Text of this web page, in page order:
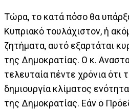
Τώρα, το κατά πόσο θα
Κυπριακό τουλάχιστον, ή
ζητήματα, αυτό εξαρτάται
της Δημοκρατίας. Ο κ.
τελευταία πέντε χρόνια ότι
δημιουργία κλίματος
της Δημοκρατίας. Εάν ο